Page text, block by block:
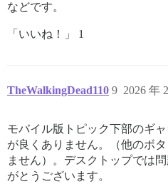
などです。
「いいね！」 1
TheWalkingDead110 2026 年
9
モバイル版トピック下部のギ
が良くありません。（他のボ
ません）。デスクトップでは
がとうございます。